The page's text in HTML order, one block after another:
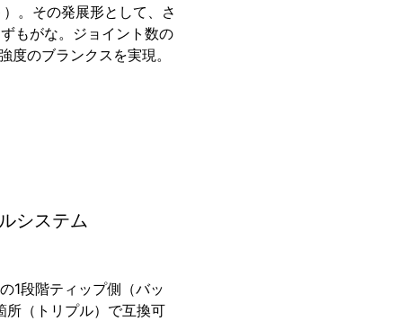
。その発展形として、さ
もがな。ジョイント数の
のブランクスを実現。
システム
1段階ティップ側（バッ
所（トリプル）で互換可